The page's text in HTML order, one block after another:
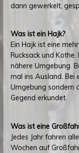
dann gewerkelt,
Was ist ein Hajk?
Ein Hajk ist eine
Rucksack und
nähere Umgebung.
mal ins Ausland. Bei
Umgebung sondern
Gegend erkundet.
Was ist eine
Jedes Jahr fahren
Wochen auf